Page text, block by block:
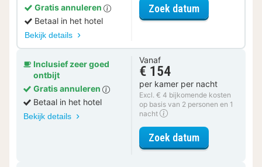
Gratis annuleren
Betaal in het hotel
Bekijk details
Zoek datumvoor
Inclusief zeer goed
ontbijt
Gratis annuleren
Betaal in het hotel
Bekijk details
Vanaf
€ 154
per kamer per nacht
Excl. € 4 bijkomende kosten
op basis van 2 personen en 1
nacht
Zoek datumvoor Comfort